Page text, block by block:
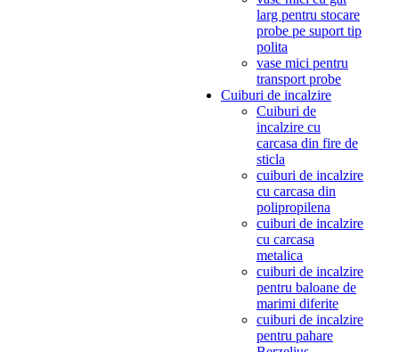
larg pentru stocare
probe pe suport tip
polita
vase mici pentru
transport probe
Cuiburi de incalzire
Cuiburi de
incalzire cu
carcasa din fire de
sticla
cuiburi de incalzire
cu carcasa din
polipropilena
cuiburi de incalzire
cu carcasa
metalica
cuiburi de incalzire
pentru baloane de
marimi diferite
cuiburi de incalzire
pentru pahare